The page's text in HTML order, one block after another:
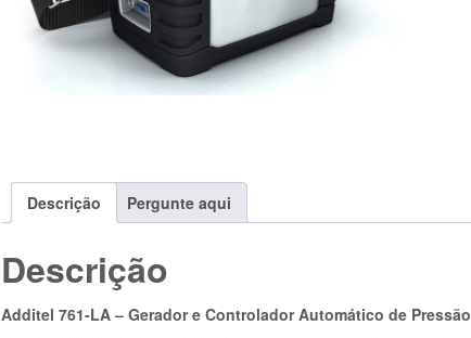
Descrição Pergunte aqui
Descrição
Additel 761-LA – Gerador e Controlador Automático de Pressão